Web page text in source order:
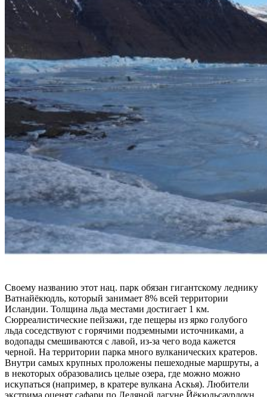
Своему названию этот нац. парк обязан гигантскому леднику
Ватнайёкюдль, который занимает 8% всей территории
Исландии. Толщина льда местами достигает 1 км.
Сюрреалистические пейзажи, где пещеры из ярко голубого
льда соседствуют с горячими подземными источниками, а
водопады смешиваются с лавой, из-за чего вода кажется
черной. На территории парка много вулканических кратеров.
Внутри самых крупных проложены пешеходные маршруты, а
в некоторых образовались целые озера, где можно можно
искупаться (например, в кратере вулкана Аскья). Любители
экстрима оценят сафари по Ледяной лагуне Йёкюльсаурлоун,